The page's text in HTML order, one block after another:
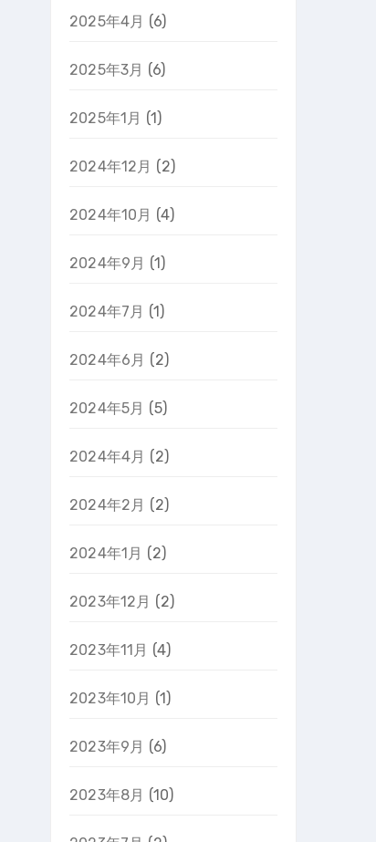
2025年4月 (6)
2025年3月 (6)
2025年1月 (1)
2024年12月 (2)
2024年10月 (4)
2024年9月 (1)
2024年7月 (1)
2024年6月 (2)
2024年5月 (5)
2024年4月 (2)
2024年2月 (2)
2024年1月 (2)
2023年12月 (2)
2023年11月 (4)
2023年10月 (1)
2023年9月 (6)
2023年8月 (10)